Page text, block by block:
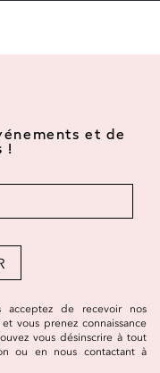
et de
!
acceptez de recevoir nos
vous prenez connaissance
vous désinscrire à tout
ou en nous contactant à